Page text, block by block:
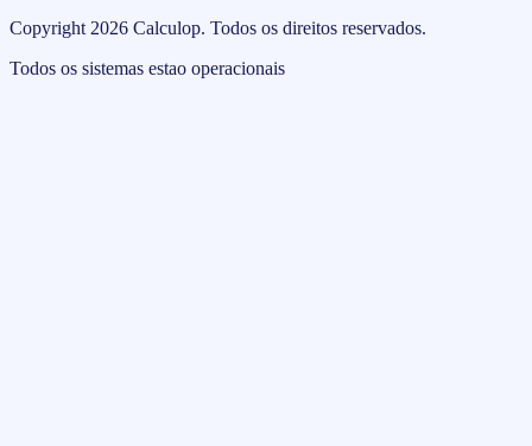
Copyright 2026 Calculop. Todos os direitos reservados.
Todos os sistemas estao operacionais